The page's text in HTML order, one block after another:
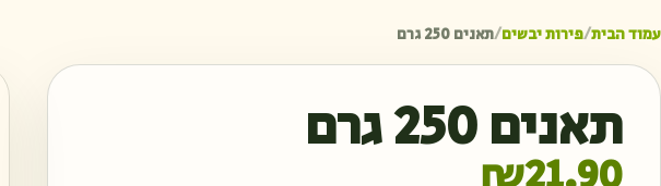
עמוד הבית/פירות יבשים/תאנים 250 גרם
תאנים 250 גרם